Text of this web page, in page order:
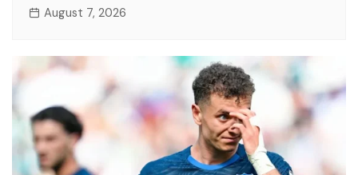
August 7, 2026